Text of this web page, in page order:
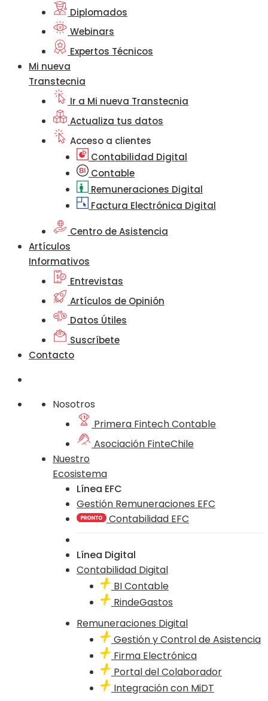
Diplomados
Webinars
Expertos Técnicos
Mi nueva
Transtecnia
Ir a Mi nueva Transtecnia
Actualiza tus datos
Acceso a clientes
Contabilidad Digital
Contable
Remuneraciones Digital
Factura Electrónica Digital
Centro de Asistencia
Artículos
Informativos
Entrevistas
Artículos de Opinión
Datos Útiles
Suscríbete
Contacto
Nosotros
Primera Fintech Contable
Asociación FinteChile
Nuestro
Ecosistema
Línea EFC
Gestión Remuneraciones EFC
Contabilidad EFC
Línea Digital
Contabilidad Digital
BI Contable
RindeGastos
Remuneraciones Digital
Gestión y Control de Asistencia
Firma Electrónica
Portal del Colaborador
Integración con MiDT